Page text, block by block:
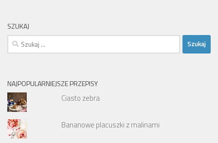
SZUKAJ
Szukaj:
NAJPOPULARNIEJSZE PRZEPISY
Ciasto zebra
Bananowe placuszki z malinami